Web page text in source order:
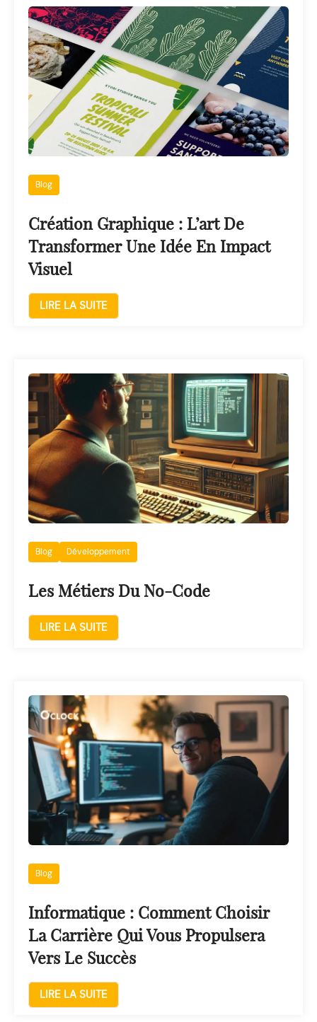
Blog
Création Graphique : L’art De
Transformer Une Idée En Impact
Visuel
LIRE LA SUITE
Blog Développement
Les Métiers Du No-Code
LIRE LA SUITE
Blog
Informatique : Comment Choisir
La Carrière Qui Vous Propulsera
Vers Le Succès
LIRE LA SUITE